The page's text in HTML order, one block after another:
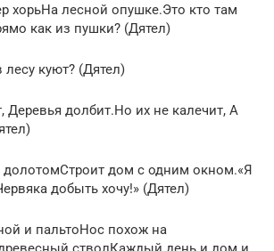
хорьНа лесной опушке.Это кто там
как из пушки? (Дятел)
куют? (Дятел)
Деревья долбит.Но их не калечит, А
дом с одним окном.«Я
добыть хочу!» (Дятел)
и пальтоНос похож на